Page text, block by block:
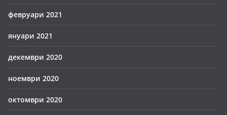
февруари 2021
януари 2021
декември 2020
ноември 2020
октомври 2020